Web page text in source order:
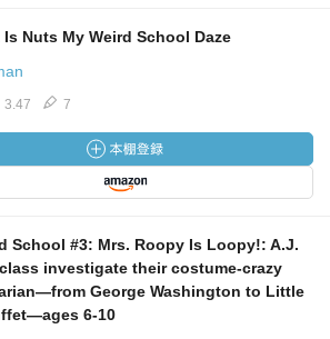
Is Nuts My Weird School Daze
3.47 7
School #3: Mrs. Roopy Is Loopy!: A.J.
investigate their costume-crazy
George Washington to Little
6-10